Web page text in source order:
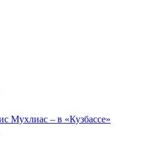
Мухлиас – в «Кузбассе»